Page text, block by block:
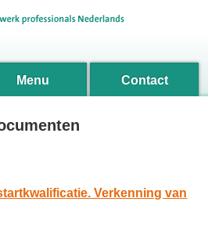
Menu Contact
Verkenning van